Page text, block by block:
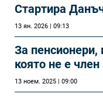
Стартира
13 ян. 2026 | 09:13
За
която не е
13 ноем. 2025 | 09:00